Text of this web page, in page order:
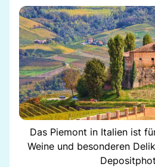
Das Piemont in Italien ist
Weine und besonderen